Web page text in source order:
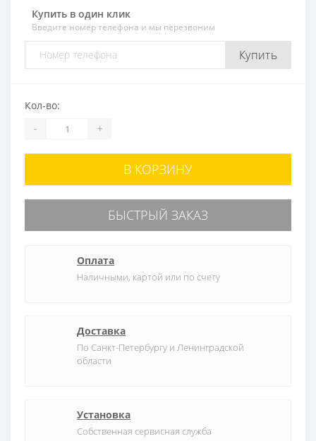
Купить в один клик
Введите номер телефона и мы перезвоним
Купить
Кол-во:
- +
В КОРЗИНУ
БЫСТРЫЙ ЗАКАЗ
Оплата
Наличными, картой или по счету
Доставка
По Санкт-Петербургу и Ленинградской
области
Установка
Собственная сервисная служба